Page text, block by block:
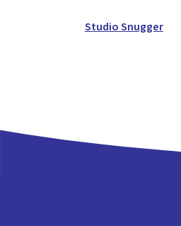
Studio Snugger